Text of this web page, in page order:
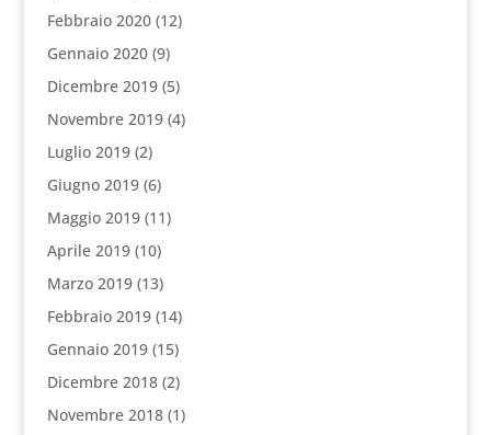
Febbraio 2020(12)
Gennaio 2020(9)
Dicembre 2019(5)
Novembre 2019(4)
Luglio 2019(2)
Giugno 2019(6)
Maggio 2019(11)
Aprile 2019(10)
Marzo 2019(13)
Febbraio 2019(14)
Gennaio 2019(15)
Dicembre 2018(2)
Novembre 2018(1)